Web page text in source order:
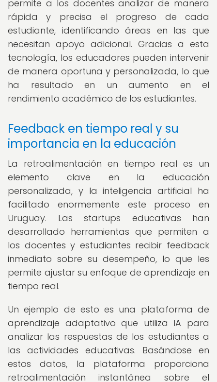
permite a los docentes analizar de manera
rápida y precisa el progreso de cada
estudiante, identificando áreas en las que
necesitan apoyo adicional. Gracias a esta
tecnología, los educadores pueden intervenir
de manera oportuna y personalizada, lo que
ha resultado en un aumento en el
rendimiento académico de los estudiantes.
Feedback en tiempo real y su
importancia en la educación
La retroalimentación en tiempo real es un
elemento clave en la educación
personalizada, y la inteligencia artificial ha
facilitado enormemente este proceso en
Uruguay. Las startups educativas han
desarrollado herramientas que permiten a
los docentes y estudiantes recibir feedback
inmediato sobre su desempeño, lo que les
permite ajustar su enfoque de aprendizaje en
tiempo real.
Un ejemplo de esto es una plataforma de
aprendizaje adaptativo que utiliza IA para
analizar las respuestas de los estudiantes a
las actividades educativas. Basándose en
estos datos, la plataforma proporciona
retroalimentación instantánea sobre el